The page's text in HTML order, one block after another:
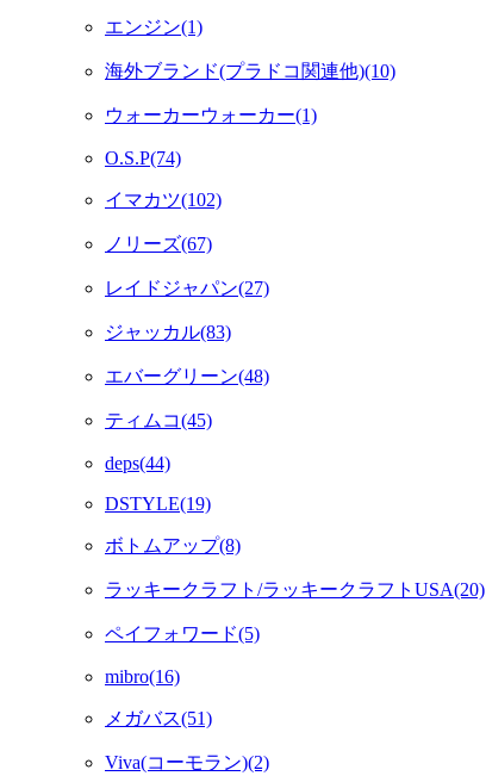
エンジン(1)
海外ブランド(プラドコ関連他)(10)
ウォーカーウォーカー(1)
O.S.P(74)
イマカツ(102)
ノリーズ(67)
レイドジャパン(27)
ジャッカル(83)
エバーグリーン(48)
ティムコ(45)
deps(44)
DSTYLE(19)
ボトムアップ(8)
ラッキークラフト/ラッキークラフトUSA(20)
ペイフォワード(5)
mibro(16)
メガバス(51)
Viva(コーモラン)(2)